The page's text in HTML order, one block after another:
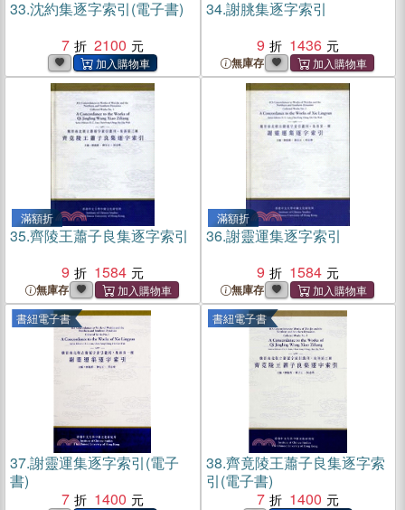
33.沈約集逐字索引(電子書)
7
2100
34.謝朓集逐字索引
9
1436
無庫存
滿額折
35.齊陵王蕭子良集逐字索引
9
1584
無庫存
滿額折
36.謝靈運集逐字索引
9
1584
無庫存
書紐電子書
37.謝靈運集逐字索引(電子
書)
7
1400
書紐電子書
38.齊竟陵王蕭子良集逐字索
引(電子書)
7
1400